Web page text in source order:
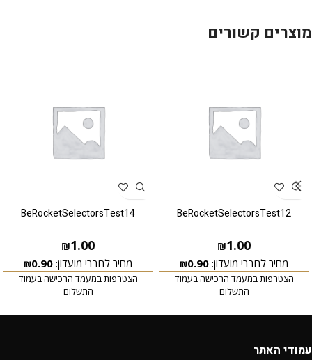
מוצרים קשורים
BeRocketSelectorsTest12
₪1.00
מחיר לחברי מועדון: ₪0.90
הצטרפות במעמד הרכישה בעמוד
התשלום
BeRocketSelectorsTest14
₪1.00
מחיר לחברי מועדון: ₪0.90
הצטרפות במעמד הרכישה בעמוד
התשלום
עמודי האתר